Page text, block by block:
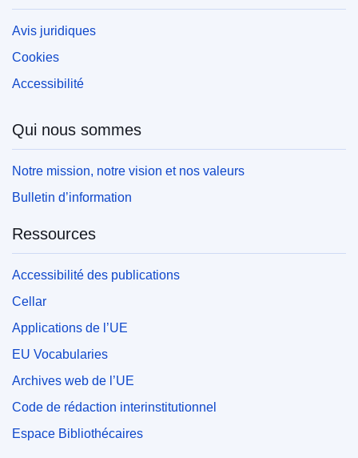
Avis juridiques
Cookies
Accessibilité
Qui nous sommes
Notre mission, notre vision et nos valeurs
Bulletin d’information
Ressources
Accessibilité des publications
Cellar
Applications de l’UE
EU Vocabularies
Archives web de l’UE
Code de rédaction interinstitutionnel
Espace Bibliothécaires